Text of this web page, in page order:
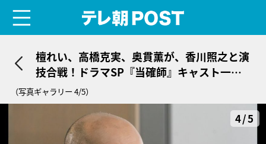
檀れい、高橋克実、奥貫薫が、香川照之と演
技合戦！ドラマSP『当確師』キャスト一挙
解禁
（写真ギャラリー 4/5）
4/5